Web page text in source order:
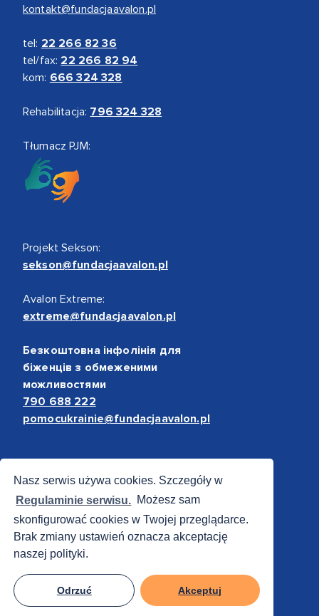
Nasz serwis używa cookies. Szczegóły w
Regulaminie serwisu. Możesz sam
skonfigurować cookies w Twojej przeglądarce.
Brak zmiany ustawień oznacza akceptację
naszej polityki.
Odrzuć Akceptuj
kontakt@fundacjaavalon.pl
tel: 22 266 82 36
tel/fax: 22 266 82 94
kom: 666 324 328
Rehabilitacja: 796 324 328
Tłumacz PJM:
Projekt Sekson:
sekson@fundacjaavalon.pl
Avalon Extreme:
extreme@fundacjaavalon.pl
Безкоштовна інфолінія для
біженців з обмеженими
можливостями
790 688 222
pomocukrainie@fundacjaavalon.pl
Bezpieczne płatności
© 2012 - 2026 Fundacja Avalon